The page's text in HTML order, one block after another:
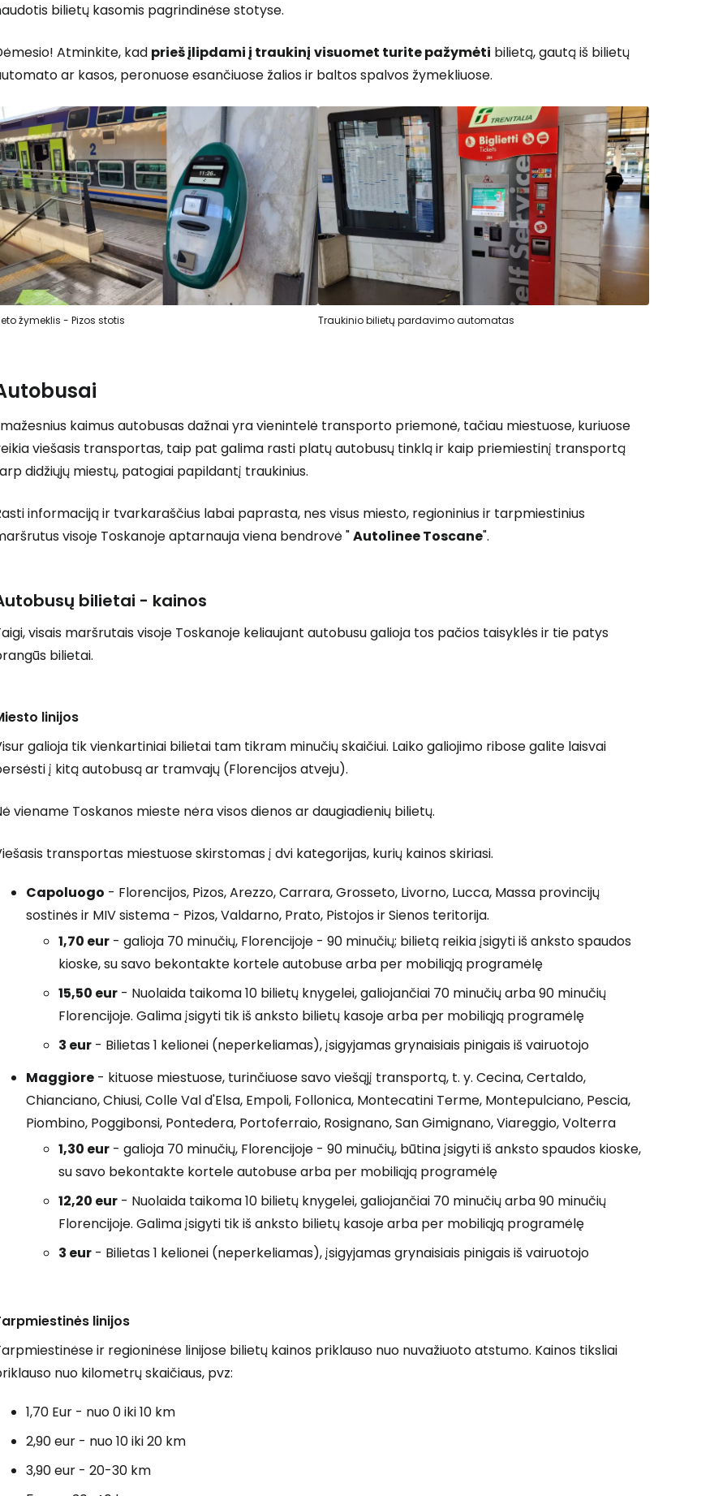
bilietų kasomis pagrindinėse stotyse.
Atminkite, kad prieš įlipdami į traukinį visuomet turite pažymėti bilietą, gautą iš bilietų
ar kasos, peronuose esančiuose žalios ir baltos spalvos žymekliuose.
žymeklis - Pizos stotis Traukinio bilietų pardavimo automatas
kaimus autobusas dažnai yra vienintelė transporto priemonė, tačiau miestuose, kuriuose
viešasis transportas, taip pat galima rasti platų autobusų tinklą ir kaip priemiestinį transportą
didžiųjų miestų, patogiai papildantį traukinius.
informaciją ir tvarkaraščius labai paprasta, nes visus miesto, regioninius ir tarpmiestinius
visoje Toskanoje aptarnauja viena bendrovė "Autolinee Toscane".
bilietai - kainos
visais maršrutais visoje Toskanoje keliaujant autobusu galioja tos pačios taisyklės ir tie patys
bilietai.
linijos
galioja tik vienkartiniai bilietai tam tikram minučių skaičiui. Laiko galiojimo ribose galite laisvai
į kitą autobusą ar tramvajų (Florencijos atveju).
viename Toskanos mieste nėra visos dienos ar daugiadienių bilietų.
transportas miestuose skirstomas į dvi kategorijas, kurių kainos skiriasi.
Capoluogo - Florencijos, Pizos, Arezzo, Carrara, Grosseto, Livorno, Lucca, Massa provincijų
sostinės ir MIV sistema - Pizos, Valdarno, Prato, Pistojos ir Sienos teritorija.
1,70 eur - galioja 70 minučių, Florencijoje - 90 minučių; bilietą reikia įsigyti iš anksto spaudos
kioske, su savo bekontakte kortele autobuse arba per mobiliąją programėlę
15,50 eur - Nuolaida taikoma 10 bilietų knygelei, galiojančiai 70 minučių arba 90 minučių
Florencijoje. Galima įsigyti tik iš anksto bilietų kasoje arba per mobiliąją programėlę
3 eur - Bilietas 1 kelionei (neperkeliamas), įsigyjamas grynaisiais pinigais iš vairuotojo
Maggiore - kituose miestuose, turinčiuose savo viešąjį transportą, t. y. Cecina, Certaldo,
Chianciano, Chiusi, Colle Val d'Elsa, Empoli, Follonica, Montecatini Terme, Montepulciano, Pescia,
Piombino, Poggibonsi, Pontedera, Portoferraio, Rosignano, San Gimignano, Viareggio, Volterra
1,30 eur - galioja 70 minučių, Florencijoje - 90 minučių, būtina įsigyti iš anksto spaudos kioske,
su savo bekontakte kortele autobuse arba per mobiliąją programėlę
12,20 eur - Nuolaida taikoma 10 bilietų knygelei, galiojančiai 70 minučių arba 90 minučių
Florencijoje. Galima įsigyti tik iš anksto bilietų kasoje arba per mobiliąją programėlę
3 eur - Bilietas 1 kelionei (neperkeliamas), įsigyjamas grynaisiais pinigais iš vairuotojo
linijos
ir regioninėse linijose bilietų kainos priklauso nuo nuvažiuoto atstumo. Kainos tiksliai
nuo kilometrų skaičiaus, pvz:
1,70 Eur - nuo 0 iki 10 km
2,90 eur - nuo 10 iki 20 km
3,90 eur - 20-30 km
Prisijunkite prie Cestee
... pasaulinė kelionių bendruomenė
Tęsti su Google
Tęsti su Facebook